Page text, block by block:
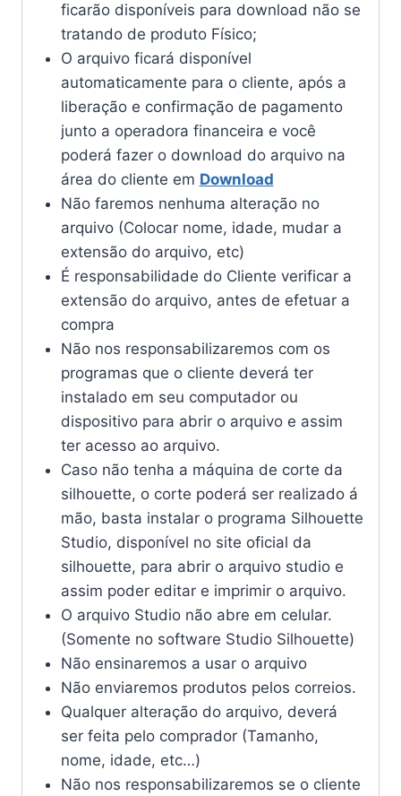
ficarão disponíveis para download não se
tratando de produto Físico;
O arquivo ficará disponível
automaticamente para o cliente, após a
liberação e confirmação de pagamento
junto a operadora financeira e você
poderá fazer o download do arquivo na
área do cliente em Download
Não faremos nenhuma alteração no
arquivo (Colocar nome, idade, mudar a
extensão do arquivo, etc)
É responsabilidade do Cliente verificar a
extensão do arquivo, antes de efetuar a
compra
Não nos responsabilizaremos com os
programas que o cliente deverá ter
instalado em seu computador ou
dispositivo para abrir o arquivo e assim
ter acesso ao arquivo.
Caso não tenha a máquina de corte da
silhouette, o corte poderá ser realizado á
mão, basta instalar o programa Silhouette
Studio, disponível no site oficial da
silhouette, para abrir o arquivo studio e
assim poder editar e imprimir o arquivo.
O arquivo Studio não abre em celular.
(Somente no software Studio Silhouette)
Não ensinaremos a usar o arquivo
Não enviaremos produtos pelos correios.
Qualquer alteração do arquivo, deverá
ser feita pelo comprador (Tamanho,
nome, idade, etc…)
Não nos responsabilizaremos se o cliente